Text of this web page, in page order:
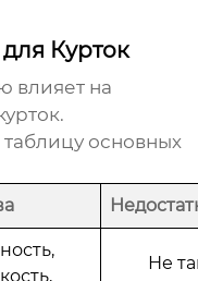
Курток
влияет на
основных
Не